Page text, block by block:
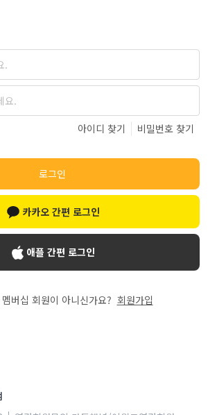
아이디 찾기 비밀번호 찾기
로그인
카카오 간편 로그인
애플 간편 로그인
버십 회원이 아니신가요? 회원가입